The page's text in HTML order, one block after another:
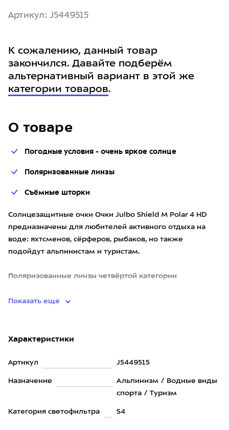
О товаре
Погодные условия - очень яркое солнце
Поляризованные линзы
Съёмные шторки
Солнцезащитные очки Очки Julbo Shield M Polar 4 HD
предназначены для любителей активного отдыха на
воде: яхтсменов, сёрферов, рыбаков, но также
подойдут альпинистам и туристам.
Поляризованные линзы четвёртой категории
Показать еще
Характеристики
Артикул J5449515
Назначение
Альпинизм / Водные виды
спорта / Туризм
Категория светофильтра S4
Артикул: J5449515
К сожалению, данный товар
закончился. Давайте подберём
альтернативный вариант в этой же
категории товаров.